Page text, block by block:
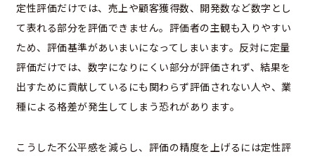
定性評価だけでは、売上や顧客獲得数、開発数など数字とし
て表れる部分を評価できません。評価者の主観も入りやすい
ため、評価基準があいまいになってしまいます。反対に定量
評価だけでは、数字になりにくい部分が評価されず、結果を
出すために貢献しているにも関わらず評価されない人や、業
種による格差が発生してしまう恐れがあります。
こうした不公平感を減らし、評価の精度を上げるには定性評